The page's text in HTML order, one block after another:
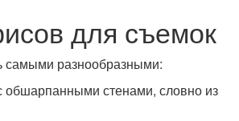
для съемок
разнообразными:
стенами, словно из